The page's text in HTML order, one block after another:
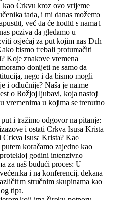
kao Crkvu kroz ovo vrijeme
tada, i mi danas možemo
već da će hoditi s nama i
poziva da gledamo u
osjećaj za put kojim nas Duh
bismo trebali protumačiti
Koje znakove vremena
donijeti ne samo da
nego i da bismo mogli
i odlučnije? Naša je naime
o Božjoj ljubavi, koja nastoji
vremenima u kojima se trenutno
i tražimo odgovor na pitanje:
i ostati Crkva Isusa Krista
Crkva Isusa Krista? Kao
koračamo zajedno kao
godini intenzivno
za naš budući proces: U
i na konferenciji dekana
stručnim skupinama kao
tipa.